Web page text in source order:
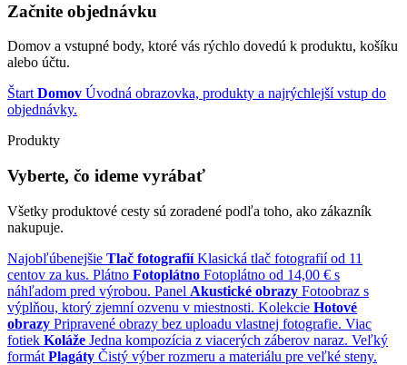
Začnite objednávku
Domov a vstupné body, ktoré vás rýchlo dovedú k produktu, košíku
alebo účtu.
Štart Domov Úvodná obrazovka, produkty a najrýchlejší vstup do
objednávky.
Produkty
Vyberte, čo ideme vyrábať
Všetky produktové cesty sú zoradené podľa toho, ako zákazník
nakupuje.
Najobľúbenejšie Tlač fotografií Klasická tlač fotografií od 11
centov za kus. Plátno Fotoplátno Fotoplátno od 14,00 € s
náhľadom pred výrobou. Panel Akustické obrazy Fotoobraz s
výplňou, ktorý zjemní ozvenu v miestnosti. Kolekcie Hotové
obrazy Pripravené obrazy bez uploadu vlastnej fotografie. Viac
fotiek Koláže Jedna kompozícia z viacerých záberov naraz. Veľký
formát Plagáty Čistý výber rozmeru a materiálu pre veľké steny.